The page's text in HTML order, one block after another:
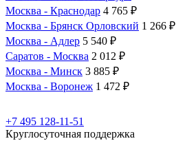
Москва - Краснодар 4 765 ₽
Москва - Брянск Орловский 1 266 ₽
Москва - Адлер 5 540 ₽
Саратов - Москва 2 012 ₽
Москва - Минск 3 885 ₽
Москва - Воронеж 1 472 ₽
+7 495 128-11-51
Круглосуточная поддержка